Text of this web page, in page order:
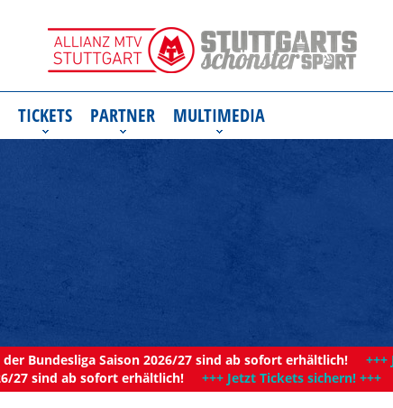
TICKETS PARTNER MULTIMEDIA
Bundesliga Saison 2026/27 sind ab sofort erhältlich! +++
27 sind ab sofort erhältlich! +++ Jetzt Tickets sichern! +++